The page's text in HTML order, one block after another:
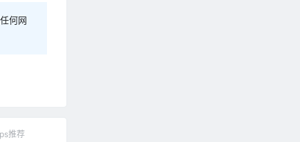
何网
推荐